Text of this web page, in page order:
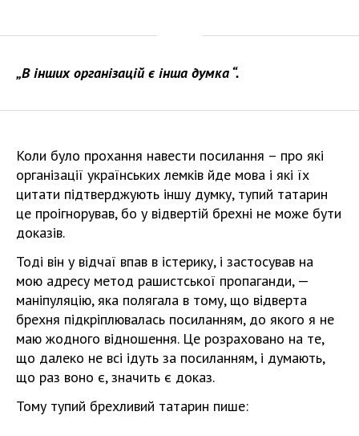
„В інших організацій є інша думка “.
Коли було прохання навести посилання – про які
організації українських лемків йде мова і які їх
цитати підтверджують іншу думку, тупий татарин
це проігнорував, бо у відвертій брехні не може бути
доказів.
Тоді він у відчаї впав в істерику, і застосував на
мою адресу метод рашистської пропаганди, —
маніпуляцію, яка полягала в тому, що відверта
брехня підкріплювалась посиланням, до якого я не
маю жодного відношення. Це розраховано на те,
що далеко не всі ідуть за посиланням, і думають,
що раз воно є, значить є доказ.
Тому тупий брехливий татарин пише: